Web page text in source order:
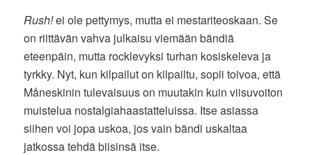
Rush!ei ole pettymys, mutta ei mestariteoskaan. Se
on riittävän vahva julkaisu viemään bändiä
eteenpäin, mutta rocklevyksi turhan kosiskeleva ja
tyrkky. Nyt, kun kilpailut on kilpailtu, sopii toivoa, että
Måneskinin tulevaisuus on muutakin kuin viisuvoiton
muistelua nostalgiahaastatteluissa. Itse asiassa
siihen voi jopa uskoa, jos vain bändi uskaltaa
jatkossa tehdä biisinsä itse.